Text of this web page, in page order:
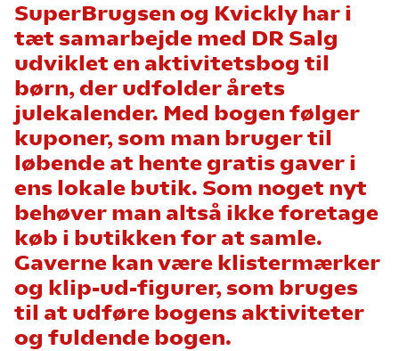
SuperBrugsen og Kvickly har i
tæt samarbejde med DR Salg
udviklet en aktivitetsbog til
børn, der udfolder årets
julekalender. Med bogen følger
kuponer, som man bruger til
løbende at hente gratis gaver i
ens lokale butik. Som noget nyt
behøver man altså ikke foretage
køb i butikken for at samle.
Gaverne kan være klistermærker
og klip-ud-figurer, som bruges
til at udføre bogens aktiviteter
og fuldende bogen.